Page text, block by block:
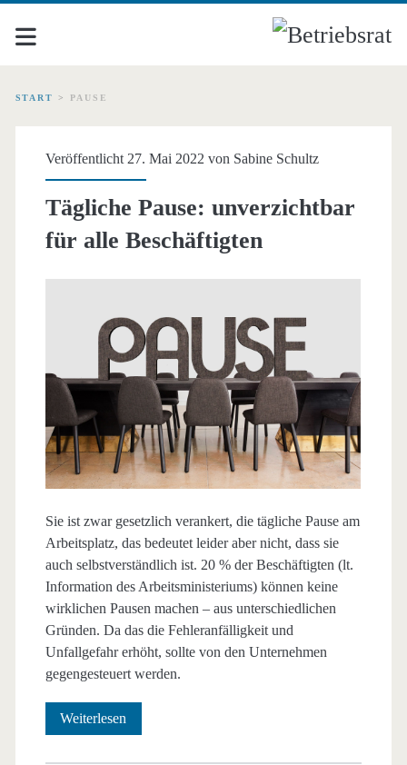
START > PAUSE
Schlagwort:
<span>Pause</span>
Veröffentlicht 27. Mai 2022 von Sabine Schultz
Tägliche Pause: unverzichtbar
für alle Beschäftigten
Sie ist zwar gesetzlich verankert, die tägliche Pause am
Arbeitsplatz, das bedeutet leider aber nicht, dass sie
auch selbstverständlich ist. 20 % der Beschäftigten (lt.
Information des Arbeitsministeriums) können keine
wirklichen Pausen machen – aus unterschiedlichen
Gründen. Da das die Fehleranfälligkeit und
Unfallgefahr erhöht, sollte von den Unternehmen
gegengesteuert werden.
Weiterlesen